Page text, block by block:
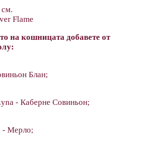
Flame
на кошницата добавете от
Блан;
- Каберне Совиньон;
- Мерло;